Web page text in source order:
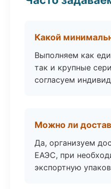
Какой
Выполняем как
так и крупные
согласуем
Можно ли
Да, организуем
ЕАЭС, при
экспортную